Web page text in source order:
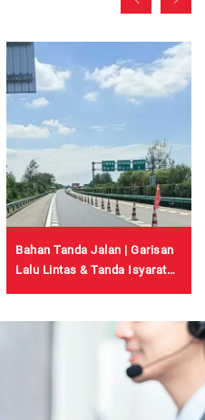
Bahan Tanda Jalan | Garisan
Lalu Lintas & Tanda Isyarat